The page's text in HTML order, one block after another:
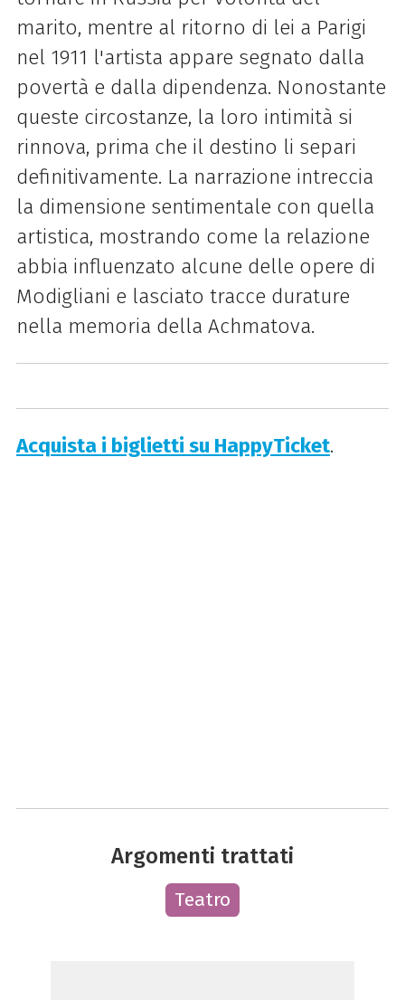
marito, mentre al ritorno di lei a Parigi
nel 1911 l'artista appare segnato dalla
povertà e dalla dipendenza. Nonostante
queste circostanze, la loro intimità si
rinnova, prima che il destino li separi
definitivamente. La narrazione intreccia
la dimensione sentimentale con quella
artistica, mostrando come la relazione
abbia influenzato alcune delle opere di
Modigliani e lasciato tracce durature
nella memoria della Achmatova.
Acquista i biglietti su HappyTicket.
Argomenti trattati
Teatro